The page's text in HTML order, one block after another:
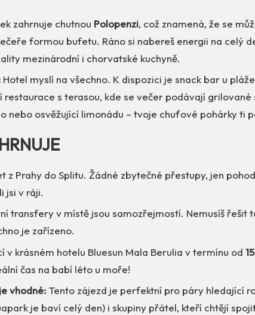
zahrnuje chutnou Polopenzi, což znamená, že se
formou bufetu. Ráno si nabereš energii na celý
mezinárodní i chorvatské kuchyně.
Hotel myslí na všechno. K dispozici je snack bar u
restaurace s terasou, kde se večer podávají grilované
nebo osvěžující limonádu – tvoje chuťové pohárky ti
z Prahy do Splitu. Žádné zbytečné přestupy, jen
jsi v ráji.
transfery v místě jsou samozřejmostí. Nemusíš řešit
je zařízeno.
v krásném hotelu Bluesun Mala Berulia v termínu od
čas na babí léto u moře!
vhodné: Tento zájezd je perfektní pro páry hledající
je baví celý den) i skupiny přátel, kteří chtějí